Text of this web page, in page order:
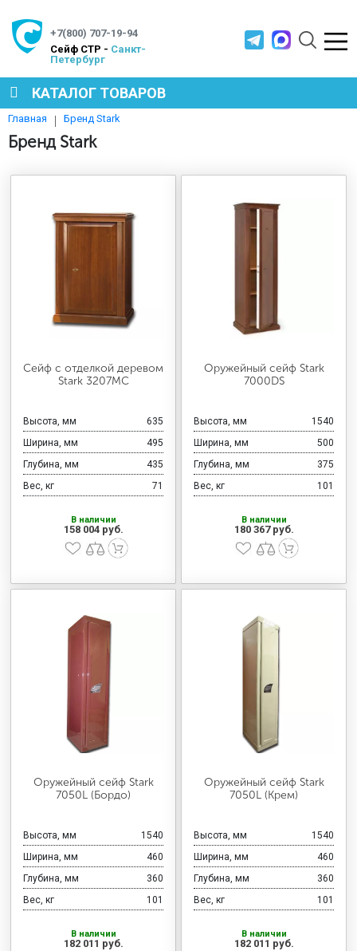
+7(800) 707-19-94
Cейф СТР - Санкт-
Петербург
КАТАЛОГ ТОВАРОВ
СЕЙФЫ
ПРОИЗВОДСТВЕННАЯ МЕБЕЛЬ
МЕДИЦИНСКАЯ МЕБЕЛЬ
СИСТЕМЫ ХРАНЕНИЯ
ОФИСНАЯ МЕБЕЛЬ
МЕБЕЛЬ ДЛЯ ДОМА
МЕБЕЛЬ ДЛЯ СТОЛОВЫХ
Главная Бренд Stark
Бренд Stark
Сейф с отделкой деревом
Stark 3207MC
Высота, мм
635
Ширина, мм
495
Глубина, мм
435
Вес, кг
71
В наличии
158 004 руб.
Оружейный сейф Stark
7000DS
Высота, мм
1540
Ширина, мм
500
Глубина, мм
375
Вес, кг
101
В наличии
180 367 руб.
Оружейный сейф Stark
7050L (Бордо)
Высота, мм
1540
Ширина, мм
460
Глубина, мм
360
Вес, кг
101
В наличии
182 011 руб.
Оружейный сейф Stark
7050L (Крем)
Высота, мм
1540
Ширина, мм
460
Глубина, мм
360
Вес, кг
101
В наличии
182 011 руб.